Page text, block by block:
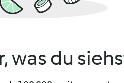
was du